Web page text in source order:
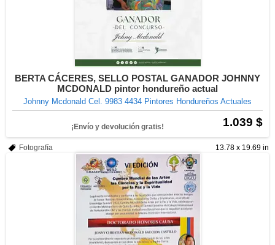
BERTA CÁCERES, SELLO POSTAL GANADOR JOHNNY
MCDONALD pintor hondureño actual
Johnny Mcdonald Cel. 9983 4434 Pintores Hondureños Actuales
1.039 $
¡Envío y devolución gratis!
13.78 x 19.69 in
Fotografía